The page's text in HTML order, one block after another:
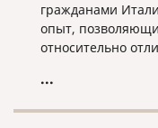
гражданами
опыт,
относительно
России, что,
...